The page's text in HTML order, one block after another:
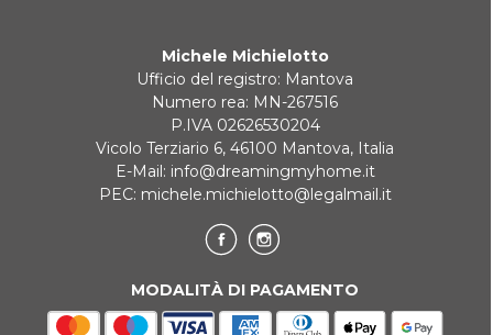
Michele Michielotto
Ufficio del registro: Mantova
Numero rea: MN-267516
P.IVA 02626530204
Vicolo Terziario 6, 46100 Mantova, Italia
E-Mail: info@dreamingmyhome.it
PEC: michele.michielotto@legalmail.it
MODALITÀ DI PAGAMENTO